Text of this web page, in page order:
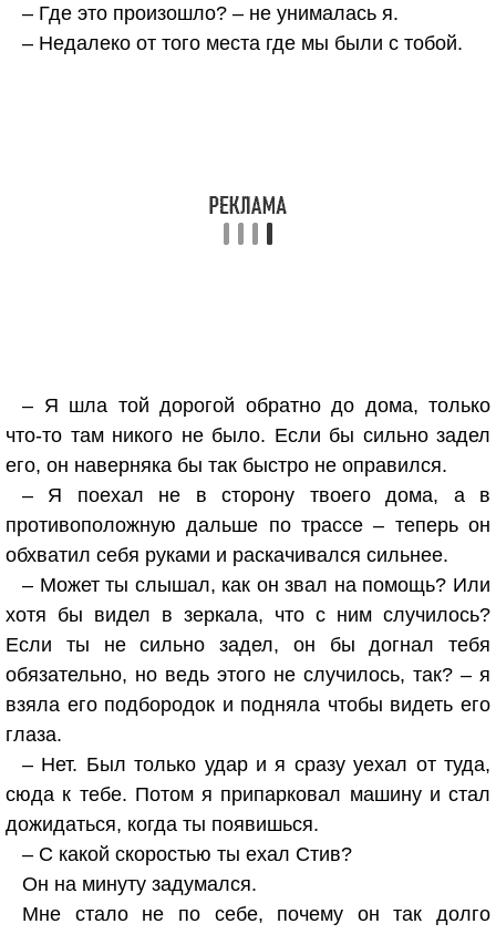
– Где это произошло? – не унималась я.
– Недалеко от того места где мы были с тобой.
– Я шла той дорогой обратно до дома, только
что-то там никого не было. Если бы сильно задел
его, он наверняка бы так быстро не оправился.
– Я поехал не в сторону твоего дома, а в
противоположную дальше по трассе – теперь он
обхватил себя руками и раскачивался сильнее.
– Может ты слышал, как он звал на помощь? Или
хотя бы видел в зеркала, что с ним случилось?
Если ты не сильно задел, он бы догнал тебя
обязательно, но ведь этого не случилось, так? – я
взяла его подбородок и подняла чтобы видеть его
глаза.
– Нет. Был только удар и я сразу уехал от туда,
сюда к тебе. Потом я припарковал машину и стал
дожидаться, когда ты появишься.
– С какой скоростью ты ехал Стив?
Он на минуту задумался.
Мне стало не по себе, почему он так долго